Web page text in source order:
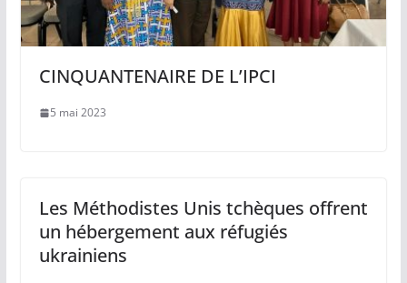
CINQUANTENAIRE DE L’IPCI
5 mai 2023
Les Méthodistes Unis tchèques offrent
un hébergement aux réfugiés
ukrainiens